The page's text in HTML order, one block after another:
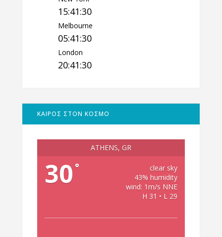
15:41:30
Melbourne
05:41:30
London
20:41:30
ΚΑΙΡΟΣ ΣΤΟΝ ΚΟΣΜΟ
ATHENS, GR
30 °
clear sky
43% humidity
wind: 1m/s NNE
H 31 • L 29